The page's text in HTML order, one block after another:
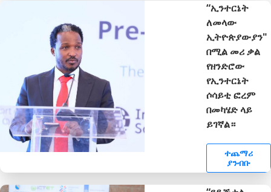
“ኢንተርኔት
ለመላው
ኢትዮጵያውያን"
በሚል መሪ ቃል
የዘንድሮው
የኢንተርኔት
ሶሳይቲ ፎረም
በመካሄድ ላይ
ይገኛል።
ተጨማሪ
ያንብቡ